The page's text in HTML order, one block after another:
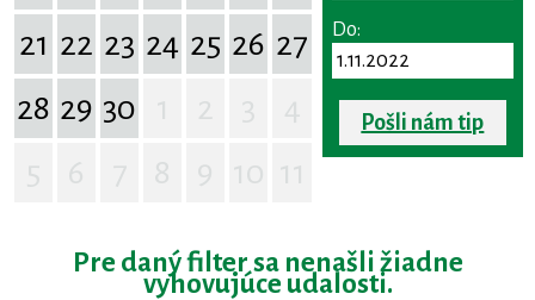
21 22 23 24 25 26 27
28 29 30
Do:
Pošli nám tip
Pre daný filter sa nenašli žiadne
vyhovujúce udalosti.